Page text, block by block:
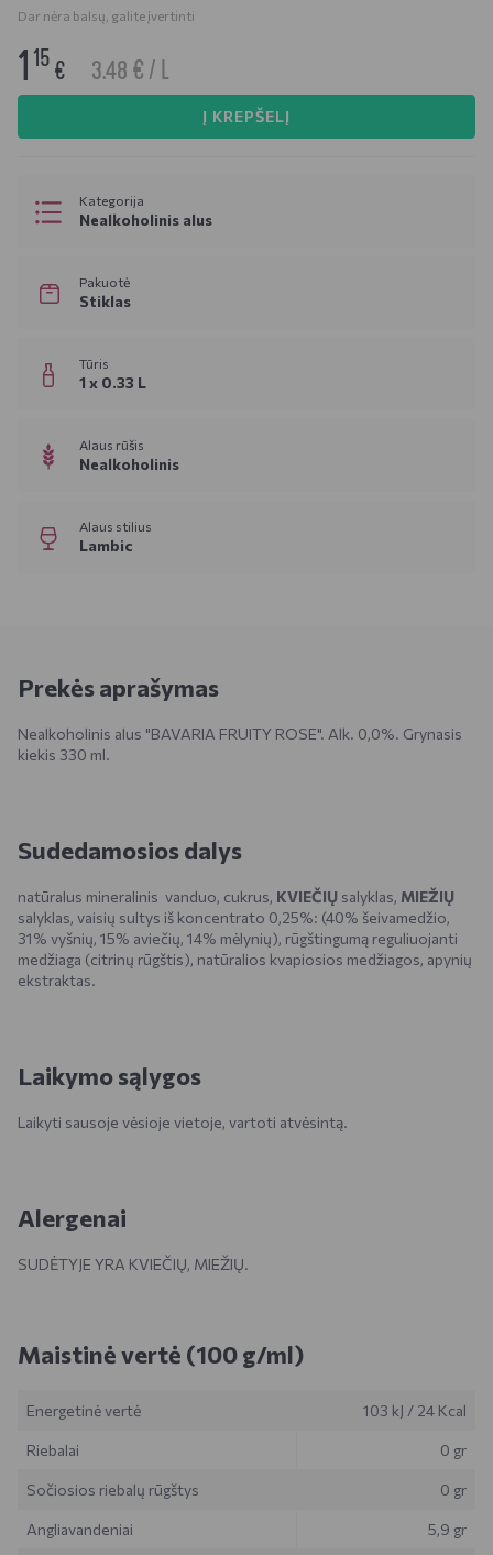
Dar nėra balsų, galite įvertinti
115€ 3.48 € / L
Į KREPŠELĮ
Kategorija
Nealkoholinis alus
Pakuotė
Stiklas
Tūris
1 x 0.33 L
Alaus rūšis
Nealkoholinis
Alaus stilius
Lambic
Prekės aprašymas
Nealkoholinis alus "BAVARIA FRUITY ROSE". Alk. 0,0%. Grynasis
kiekis 330 ml.
Sudedamosios dalys
natūralus mineralinis vanduo, cukrus, KVIEČIŲ salyklas, MIEŽIŲ
salyklas, vaisių sultys iš koncentrato 0,25%: (40% šeivamedžio,
31% vyšnių, 15% aviečių, 14% mėlynių), rūgštingumą reguliuojanti
medžiaga (citrinų rūgštis), natūralios kvapiosios medžiagos, apynių
ekstraktas.
Laikymo sąlygos
Laikyti sausoje vėsioje vietoje, vartoti atvėsintą.
Alergenai
SUDĖTYJE YRA KVIEČIŲ, MIEŽIŲ.
Maistinė vertė (100 g/ml)
Energetinė vertė 103 kJ / 24 Kcal
Riebalai 0 gr
Sočiosios riebalų rūgštys 0 gr
Angliavandeniai 5,9 gr